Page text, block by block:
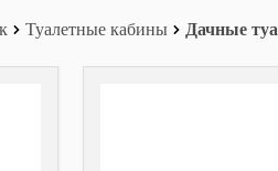
Туалетные кабины Дачные